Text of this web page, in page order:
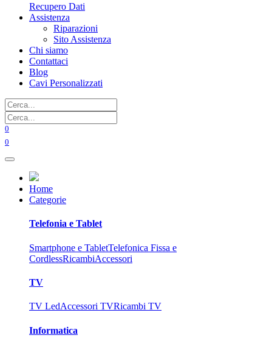
Recupero Dati
Assistenza
Riparazioni
Sito Assistenza
Chi siamo
Contattaci
Blog
Cavi Personalizzati
0
0
Home
Categorie
Telefonia e Tablet
Smartphone e TabletTelefonica Fissa e
CordlessRicambiAccessori
TV
TV LedAccessori TVRicambi TV
Informatica